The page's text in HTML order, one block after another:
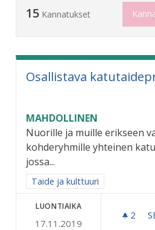
15 Kannatukset
Osallistava
MAHDOLLINEN
Nuorille ja muille erikseen
kohderyhmille yhteinen
jossa...
Rajaa tulokset aihepiirin
Taide ja kulttuuri
LUONTIAIKA
17.11.2019
2 2